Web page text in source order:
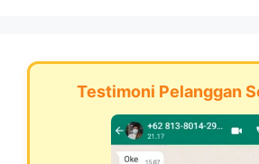
Testimoni Pelanggan